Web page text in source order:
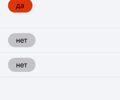
да
нет
нет